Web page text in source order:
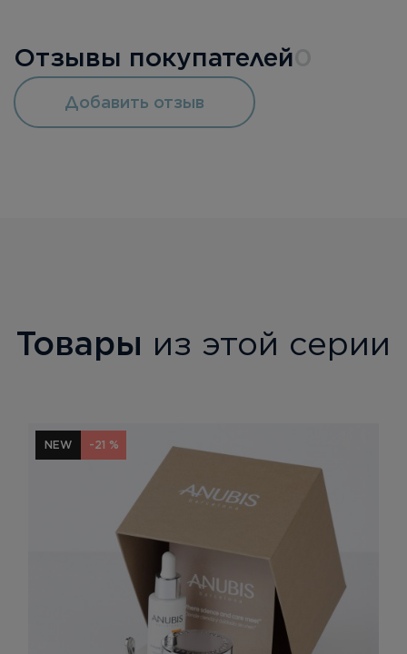
Отзывы покупателей
Добавить отзыв
Товары из этой серии
-21 %
NEW